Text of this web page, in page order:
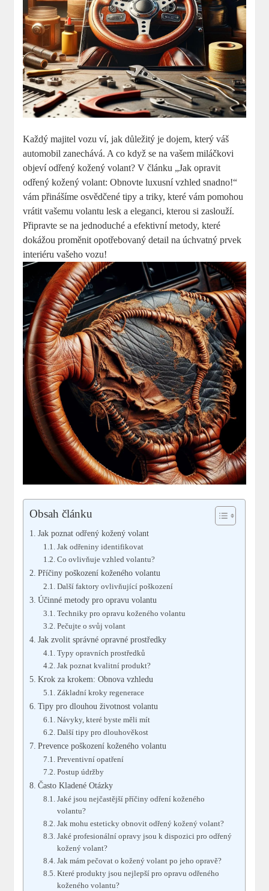
Každý majitel vozu ví, jak důležitý je dojem, který váš
automobil zanechává. A co když se na vašem miláčkovi
objeví odřený kožený volant? V článku „Jak opravit
odřený kožený volant: Obnovte luxusní vzhled snadno!“
vám přinášíme osvědčené tipy a triky, které vám pomohou
vrátit vašemu volantu lesk a eleganci, kterou si zaslouží.
Připravte se na jednoduché a efektivní metody, které
dokážou proměnit opotřebovaný detail na úchvatný prvek
interiéru vašeho vozu!
Obsah článku
Jak poznat odřený kožený volant
Jak odřeniny identifikovat
Co ovlivňuje vzhled volantu?
Příčiny poškození koženého volantu
Další faktory ovlivňující poškození
Účinné metody pro opravu volantu
Techniky pro opravu koženého volantu
Pečujte o svůj volant
Jak zvolit správné opravné prostředky
Typy opravních prostředků
Jak poznat kvalitní produkt?
Krok za krokem: Obnova vzhledu
Základní kroky regenerace
Tipy pro dlouhou životnost volantu
Návyky, které byste měli mít
Další tipy pro dlouhověkost
Prevence poškození koženého volantu
Preventivní opatření
Postup údržby
Často Kladené Otázky
Jaké jsou nejčastější příčiny odření koženého
volantu?
Jak mohu esteticky obnovit odřený kožený volant?
Jaké profesionální opravy jsou k dispozici pro odřený
kožený volant?
Jak mám pečovat o kožený volant po jeho opravě?
Které produkty jsou nejlepší pro opravu odřeného
koženého volantu?